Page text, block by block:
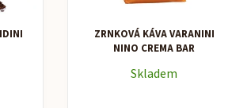
ZRNKOVÁ KÁVA VARANINI
NINO CREMA BAR
Skladem